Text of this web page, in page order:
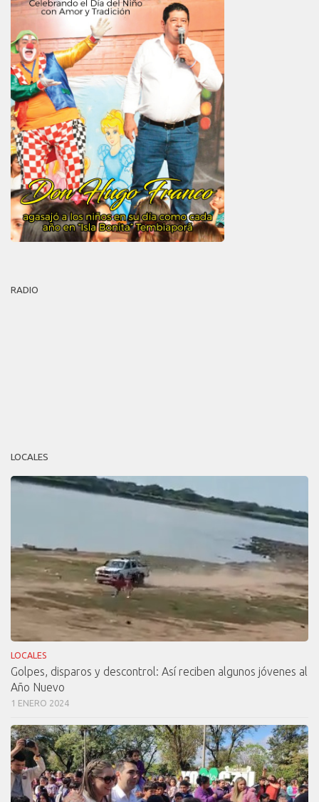
RADIO
LOCALES
LOCALES
Golpes, disparos y descontrol: Así reciben algunos jóvenes al
Año Nuevo
1 ENERO 2024